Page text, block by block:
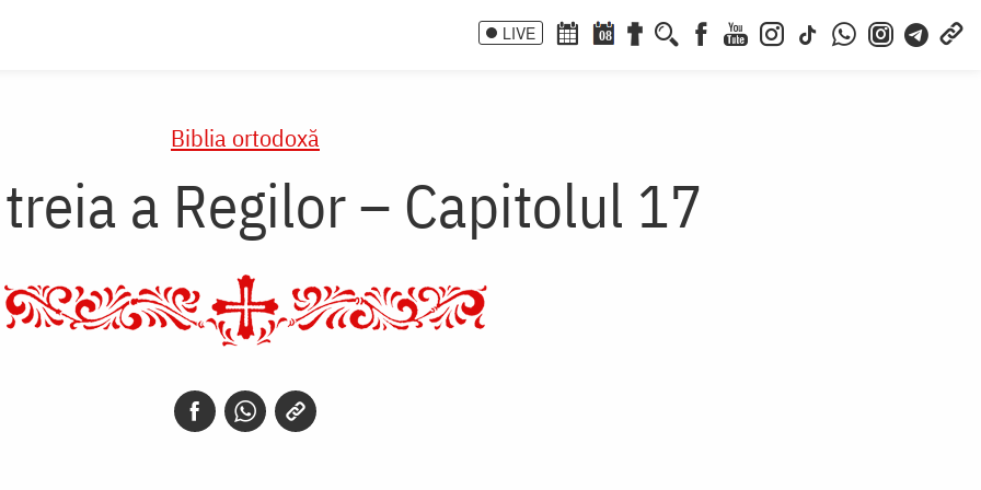
LIVE 08
Biblia ortodoxă
a Regilor – Capitolul 17